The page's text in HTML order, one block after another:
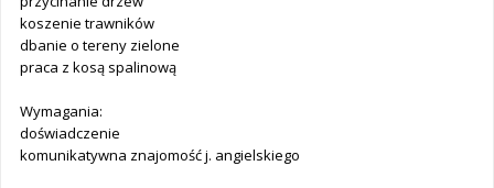
koszenie trawników
dbanie o tereny zielone
praca z kosą spalinową
Wymagania:
doświadczenie
komunikatywna znajomość j. angielskiego